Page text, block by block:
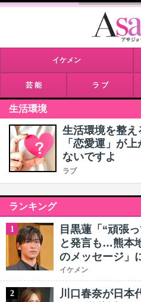
イケメン
芸 能 ラ ブ
生活環境
生活環境を整
「恋愛運」が
ないですよ
ラブ
ランキング
1
目黒蓮「“頑張
と発言も…熊本
のメッセージ」
イケメン
2
川口春奈が日本